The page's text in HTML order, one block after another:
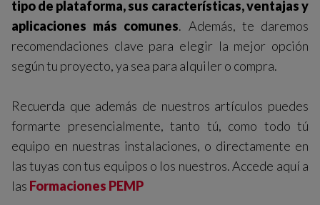
tipo de plataforma, sus características, ventajas y
aplicaciones más comunes. Además, te daremos
recomendaciones clave para elegir la mejor opción
según tu proyecto, ya sea para alquiler o compra.
Recuerda que además de nuestros artículos puedes
formarte presencialmente, tanto tú, como todo tú
equipo en nuestras instalaciones, o directamente en
las tuyas con tus equipos o los nuestros. Accede aquí a
las Formaciones PEMP